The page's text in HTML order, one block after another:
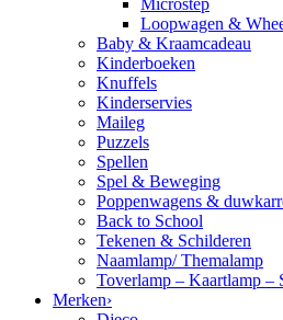
Microstep
Loopwagen &
Baby & Kraamcadeau
Kinderboeken
Knuffels
Kinderservies
Maileg
Puzzels
Spellen
Spel & Beweging
Poppenwagens &
Back to School
Tekenen & Schilderen
Naamlamp/ Themalamp
Toverlamp – Kaartlamp –
Merken›